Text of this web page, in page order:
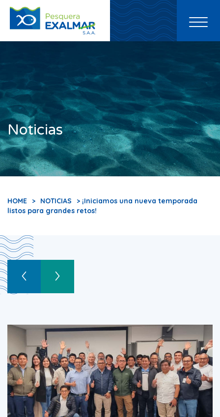
Toggle
Noticias
HOME > NOTICIAS
> ¡Iniciamos una nueva temporada
listos para grandes retos!